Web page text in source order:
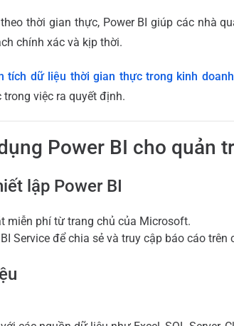
thời gian thực, Power BI giúp các nhà
chính xác và kịp thời.
tích dữ liệu thời gian thực trong kinh doanh
việc ra quyết định.
Power BI cho quản
lập Power BI
miễn phí từ trang chủ của Microsoft.
Service để chia sẻ và truy cập báo cáo trên